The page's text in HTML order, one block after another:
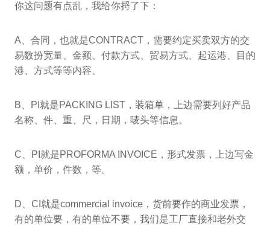
你这问题有点乱，我给你捋了下：
A、合同，也就是CONTRACT，需要约定买卖双方的交
易数扮宽量、金额、付款方式、贸易方式、起运港、目的
港、方式等等内容、
B、PI就是PACKING LIST，装箱单，上边需要列好产品
名称、件、重、尺，日期，唛头等信息。
C、PI就是PROFORMA INVOICE，形式发票，上边写金
额，单价，件数，等。
D、CI就是commercial invoice，货前要作的商业发票，
有的单位要，有的单位不要，我们是工厂直接和老外交